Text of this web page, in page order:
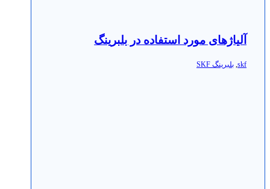
آلیاژهای مورد استفاده در بلبرینگ
skf
, بلبرینگ SKF